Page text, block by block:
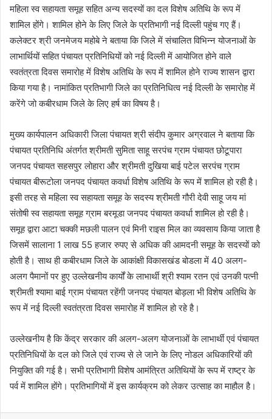
महिला स्व सहायता समूह सहित अन्य सदस्यों का दल विशेष अतिथि के रूप में
शामिल होंगे। शामिल होने के लिए जिले के प्रतिभागी नई दिल्ली पहुंच गए हैं।
कलेक्टर श्री जनमेजय महोबे ने बताया कि जिले में संचालित विभिन्न योजनाओं के
लाभार्थियों सहित पंचायत प्रतिनिधियों को नई दिल्ली में आयोजित होने वाले
स्वतंत्रता दिवस समारोह में विशेष अतिथि के रूप में शामिल होने राज्य शासन द्वारा
किया गया है। नामांकित प्रतिभागी जिले का प्रतिनिधित्व नई दिल्ली के समारोह में
करेंगे जो कबीरधाम जिले के लिए हर्ष का विषय है।
मुख्य कार्यपालन अधिकारी जिला पंचायत श्री संदीप कुमार अग्रवाल ने बताया कि
पंचायत प्रतिनिधि अंतर्गत श्रीमती सुमिता साहू सरपंच ग्राम पंचायत छोटूपारा
जनपद पंचायत सहसपुर लोहारा और श्रीमती दुखिया बाई पटेल सरपंच ग्राम
पंचायत बीरूटोला जनपद पंचायत कवर्धा विशेष अतिथि के रूप में शामिल हो रही है।
इसी तरह से महिला स्व सहायता समूह के सदस्य श्रीमती गौरी देवी साहू जय मां
संतोषी स्व सहायता समूह ग्राम बरमूडा जनपद पंचायत कवर्धा शामिल हो रही है।
समूह द्वारा आटा चक्की मछली पालन एवं मिनी राइस मिल का व्यवसाय किया जाता है
जिसमें सालाना 1 लाख 55 हजार रुपए से अधिक की आमदनी समूह के सदस्यों को
होती है। साथ ही कबीरधाम जिले के आकांक्षी विकासखंड बोडला में 40 अलग-
अलग पैमानों पर हुए उल्लेखनीय कार्यों के लाभार्थी श्री श्याम रतन एवं उनकी पत्नी
श्रीमती श्यामा बाई ग्राम पंचायत रहेंगी जनपद पंचायत बोड़ला भी विशेष अतिथि के
रूप में नई दिल्ली स्वतंत्रता दिवस समारोह में शामिल हो रहे है।
उल्लेखनीय है कि केंद्र सरकार की अलग-अलग योजनाओं के लाभार्थी एवं पंचायत
प्रतिनिधियों के दल को जिले एवं राज्य से ले जाने के लिए नोडल अधिकारियों की
नियुक्ति की गई है। सभी प्रतिभागी विशेष आमंत्रित अतिथियों के रूप में राष्ट्र के
पर्व में शामिल होंगे। प्रतिभागियों में इस कार्यक्रम को लेकर उत्साह का माहौल है।